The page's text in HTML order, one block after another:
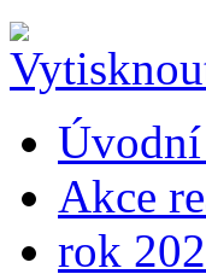
Úvodní
Akce
rok